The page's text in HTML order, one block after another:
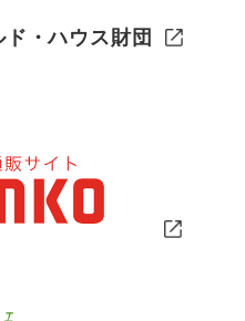
ド・ハウス財団